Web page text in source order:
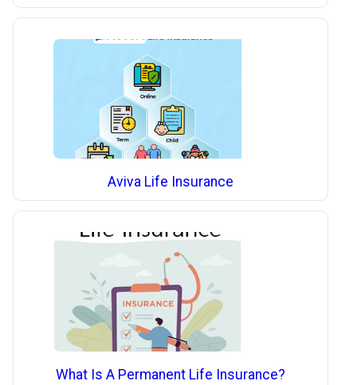
Aviva Life Insurance
What Is A Permanent Life Insurance?